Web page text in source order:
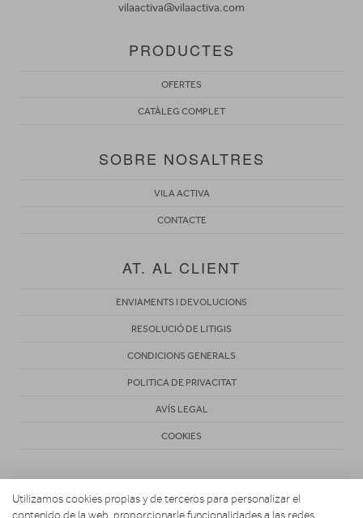
vilaactiva@vilaactiva.com
PRODUCTES
OFERTES
CATÀLEG COMPLET
SOBRE NOSALTRES
VILA ACTIVA
CONTACTE
AT. AL CLIENT
ENVIAMENTS I DEVOLUCIONS
RESOLUCIÓ DE LITIGIS
CONDICIONS GENERALS
POLITICA DE PRIVACITAT
AVÍS LEGAL
COOKIES
Utilizamos cookies propias y de terceros para personalizar el
contenido de la web, proporcionarle funcionalidades a las redes